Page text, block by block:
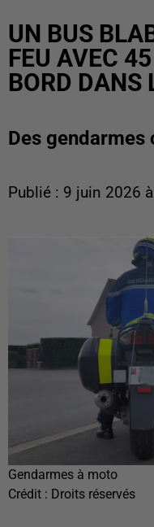
UN BUS
FEU AVEC
BORD DANS
Des gendarmes
Publié : 9 juin 2026
Gendarmes à moto
Crédit : Droits réservés